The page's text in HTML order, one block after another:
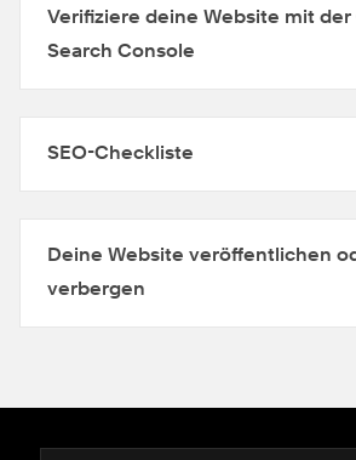
Verifiziere deine Website mit der
Search Console
SEO-Checkliste
Deine Website veröffentlichen
verbergen